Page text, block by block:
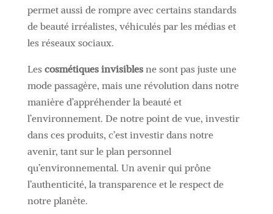
permet aussi de rompre avec certains standards
de beauté irréalistes, véhiculés par les médias et
les réseaux sociaux.
Les cosmétiques invisiblesne sont pas juste une
mode passagère, mais une révolution dans notre
manière d’appréhender la beauté et
l’environnement. De notre point de vue, investir
dans ces produits, c’est investir dans notre
avenir, tant sur le plan personnel
qu’environnemental. Un avenir qui prône
l’authenticité, la transparence et le respect de
notre planète.